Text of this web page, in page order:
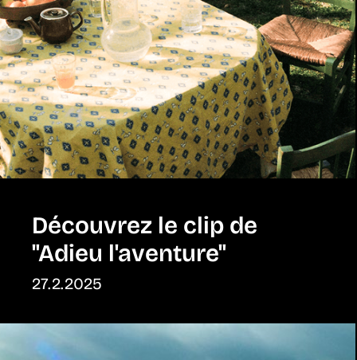
Découvrez le clip de
"Adieu l'aventure"
27.2.2025